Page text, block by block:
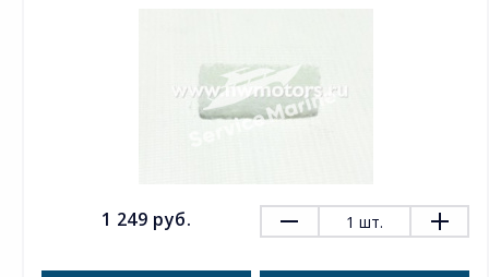
1 249 руб. 1 шт.